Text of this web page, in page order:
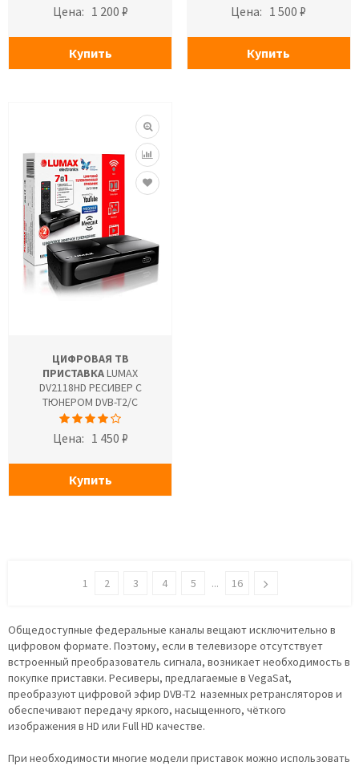
Цена: 1 200 ₽
Купить
Цена: 1 500 ₽
Купить
ЦИФРОВАЯ ТВ
ПРИСТАВКАLUMAX
DV2118HD РЕСИВЕР С
ТЮНЕРОМ DVB-T2/C
Цена: 1 450 ₽
Купить
1 2 3 4 5 ... 16
Общедоступные федеральные каналы вещают исключительно в
цифровом формате. Поэтому, если в телевизоре отсутствует
встроенный преобразователь сигнала, возникает необходимость в
покупке приставки. Ресиверы, предлагаемые в VegaSat,
преобразуют цифровой эфир DVB-T2 наземных ретрансляторов и
обеспечивают передачу яркого, насыщенного, чёткого
изображения в HD или Full HD качестве.
При необходимости многие модели приставок можно использовать